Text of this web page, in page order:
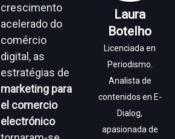
crescimento
acelerado do
comércio
digital, as
estratégias de
marketing para
el comercio
electrónico
Laura
Botelho
Licenciada en
Periodismo.
Analista de
contenidos en E-
Dialog,
apasionada de